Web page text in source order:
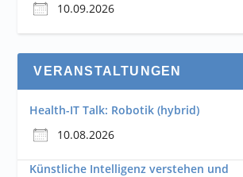
10.09.2026
VERANSTALTUNGEN
Health-IT Talk: Robotik (hybrid)
10.08.2026
Künstliche Intelligenz verstehen und